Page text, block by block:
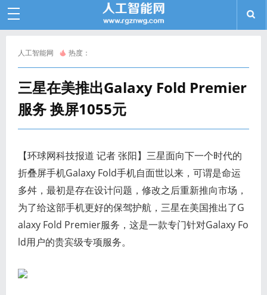
人工智能网 热度：
三星在美推出Galaxy Fold Premier
服务 换屏1055元
【环球网科技报道 记者 张阳】三星面向下一个时代的
折叠屏手机Galaxy Fold手机自面世以来，可谓是命运
多舛，最初是存在设计问题，修改之后重新推向市场，
为了给这部手机更好的保驾护航，三星在美国推出了G
alaxy Fold Premier服务，这是一款专门针对Galaxy Fo
ld用户的贵宾级专项服务。